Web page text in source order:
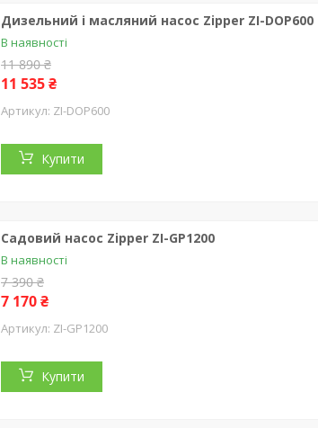
Дизельний і масляний насос Zipper ZI-DOP600
В наявності
11 890 ₴
11 535 ₴
ZI-DOP600
Купити
Садовий насос Zipper ZI-GP1200
В наявності
7 390 ₴
7 170 ₴
ZI-GP1200
Купити